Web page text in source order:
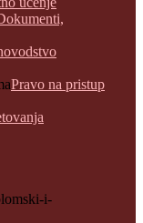
Pravo na pristup